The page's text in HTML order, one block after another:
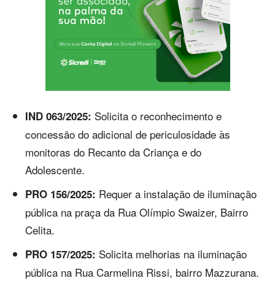
IND 063/2025: Solicita o reconhecimento e
concessão do adicional de periculosidade às
monitoras do Recanto da Criança e do
Adolescente.
PRO 156/2025: Requer a instalação de iluminação
pública na praça da Rua Olímpio Swaizer, Bairro
Celita.
PRO 157/2025: Solicita melhorias na iluminação
pública na Rua Carmelina Rissi, bairro Mazzurana.